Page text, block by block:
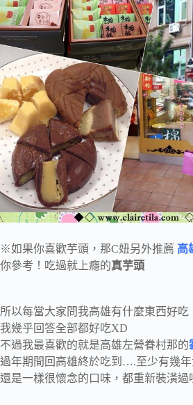
※如果你喜歡芋頭，那C妞另外推薦 高
你參考！吃過就上癮的真芋頭
所以每當大家問我高雄有什麼東西好吃
我幾乎回答全部都好吃XD
不過我最喜歡的就是高雄左營眷村那的
過年期間回高雄終於吃到….至少有幾年
還是一樣很懷念的口味，都重新裝潢過